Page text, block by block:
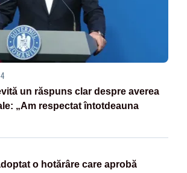
un răspuns clar despre averea
„Am respectat întotdeauna
o hotărâre care aprobă